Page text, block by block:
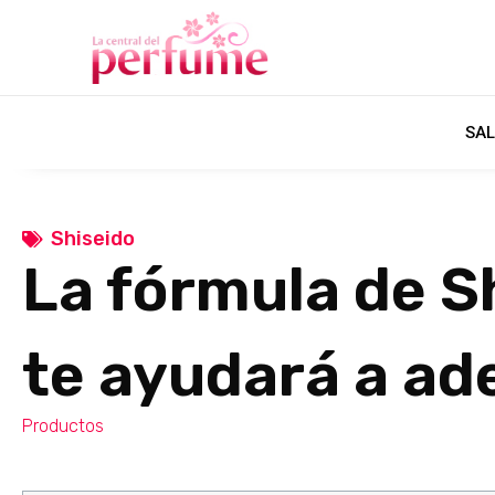
Shiseido
La fórmula de
te ayudará a
Productos